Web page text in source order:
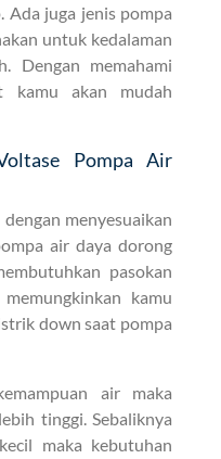
Ada juga jenis pompa
untuk kedalaman
Dengan memahami
kamu akan mudah
Pompa Air
menyesuaikan
air daya dorong
pasokan
kamu
down saat pompa
air maka
tinggi. Sebaliknya
maka kebutuhan